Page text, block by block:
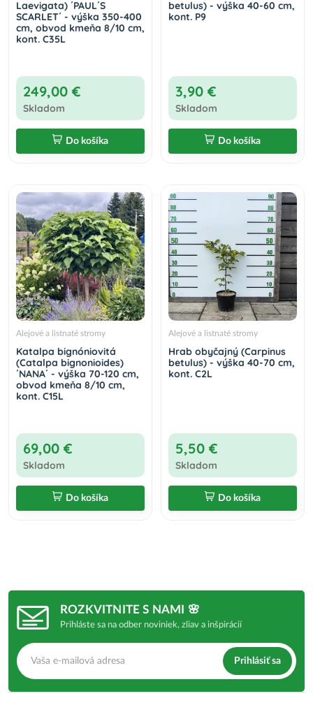
Laevigata) ´PAUL´S
SCARLET´ - výška 350-400
cm, obvod kmeňa 8/10 cm,
kont. C35L
249,00 €
Skladom
Do košíka
betulus) - výška 40-60 cm,
kont. P9
3,90 €
Skladom
Do košíka
Alejové a listnaté stromy
Katalpa bignóniovitá
(Catalpa bignonioides)
´NANA´ - výška 70-120 cm,
obvod kmeňa 8/10 cm,
kont. C15L
69,00 €
Skladom
Do košíka
Alejové a listnaté stromy
Hrab obyčajný (Carpinus
betulus) - výška 40-70 cm,
kont. C2L
5,50 €
Skladom
Do košíka
ROZKVITNITE S NAMI 🌸
Prihláste sa na odber noviniek, zliav a inšpirácií
Prihlásiť sa